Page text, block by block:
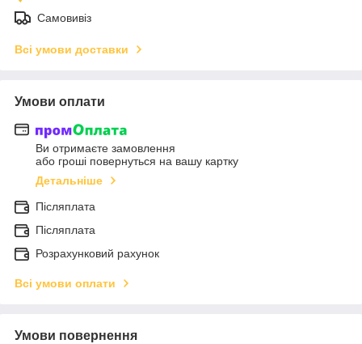
Самовивіз
Всі умови доставки
Умови оплати
Ви отримаєте замовлення
або гроші повернуться на вашу картку
Детальніше
Післяплата
Післяплата
Розрахунковий рахунок
Всі умови оплати
Умови повернення